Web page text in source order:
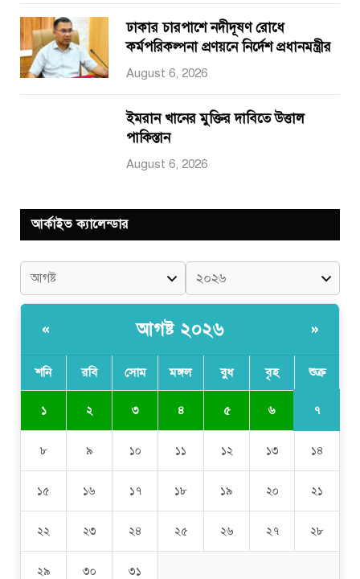
ঢাকার চারপাশে নদীদূষণ রোধে
কর্মপরিকল্পনা প্রণয়নে নির্দেশ প্রধানমন্ত্রীর
August 6, 2026
ইমরান খানের মুক্তির দাবিতে উত্তাল
পাকিস্তান
August 6, 2026
আর্কাইভ ক্যালেন্ডার
« আগষ্ট ২০২৬ »
শনি রবি সোম মঙ্গল বুধ বৃহ শুক্র
১ ২ ৩ ৪ ৫ ৬ ৭
৮ ৯ ১০ ১১ ১২ ১৩ ১৪
১৫ ১৬ ১৭ ১৮ ১৯ ২০ ২১
২২ ২৩ ২৪ ২৫ ২৬ ২৭ ২৮
২৯ ৩০ ৩১